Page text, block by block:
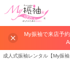
My振袖で来店予
成人式振袖レンタル【My振袖